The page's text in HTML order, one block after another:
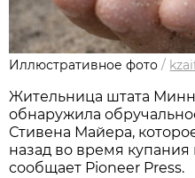
Иллюстративное фото /
Жительница штата
обнаружила
Стивена Майера,
назад во время купания
сообщает Pioneer Press.